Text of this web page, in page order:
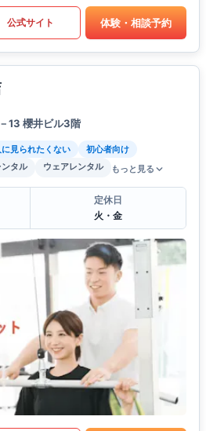
公式サイト 体験・相談予約
13 櫻井ビル3階
見られたくない
初心者向け
タル ウェアレンタル もっと見る
定休日
火・金